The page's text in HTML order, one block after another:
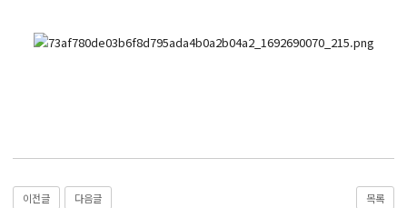
이전글 다음글 목록
React, Veu 프레임워크 기반 프론트엔드 개발 양성 지원
디지털컨버전스 자바(JAVA)개발자(전자정부 프레임워크/SPRING)
전산세무회계 자격취득과정[전산회계1급/전산세무2급/FAT1급/TAT2급]